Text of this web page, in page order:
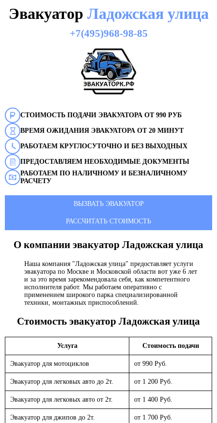
Эвакуатор Ладожская улица
+7(495)968-98-85
СТОИМОСТЬ ПОДАЧИ ЭВАКУАТОРА ОТ 990 РУБ
ВРЕМЯ ОЖИДАНИЯ ЭВАКУАТОРА ОТ 20 МИНУТ
РАБОТАЕМ КРУГЛОСУТОЧНО И БЕЗ ВЫХОДНЫХ
ПРЕДОСТАВЛЯЕМ НЕОБХОДИМЫЕ ДОКУМЕНТЫ
РАБОТАЕМ ПО НАЛИЧНОМУ И БЕЗНАЛИЧНОМУ
РАСЧЕТУ
ВЫЗВАТЬ ЭВАКУАТОР
РАССЧИТАТЬ СТОИМОСТЬ
О компании эвакуатор Ладожская улица
Наша компания "Ладожская улица" предоставляет услуги
эвакуатора по Москве и Московской области вот уже 6 лет
и за это время зарекомендовала себя, как компетентного
исполнителя работ. Мы работаем оперативно с
применением широкого парка специализированной
техники, монтажных приспособлений.
Стоимость эвакуатор Ладожская улица
Услуга Стоимость подачи
Эвакуатор для мотоциклов от 990 Руб.
Эвакуатор для легковых авто до 2т. от 1 200 Руб.
Эвакуатор для легковых авто от 2т. от 1 400 Руб.
Эвакуатор для джипов до 2т. от 1 700 Руб.